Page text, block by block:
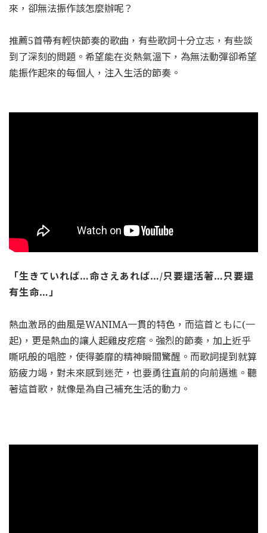
來，卻無法振作該怎麼辦呢？
推薦5首帶有輕快節奏的歌曲，有些歌詞十分立志，有些談
到了深刻的問題。希望能在炎熱氣溫下，為無法動彈卻希望
能振作起來的每個人，注入生活的節奏。
「生きていれば…命さえあれば…/只要還活著…只要還
有生命…」
熱血激昂的曲風是WANIMA一貫的特色，而這首ともに(一
起)，更是熱血的讓人起雞皮疙瘩。強烈的節奏，加上近乎
嘶吼般的唱腔，使得萎靡的精神瞬間驚醒。而歌詞提到就算
筋疲力竭，對未來感到迷茫，也要勇往直前的向前邁進。聽
著這首歌，就像是為自己補充生活的動力。